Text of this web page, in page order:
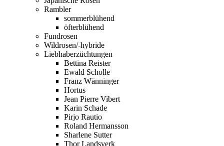
Rambler
sommerblühend
öfterblühend
Fundrosen
Wildrosen/-hybride
Liebhaberzüchtungen
Bettina Reister
Ewald Scholle
Franz Wänninger
Hortus
Jean Pierre Vibert
Karin Schade
Pirjo Rautio
Roland Hermansson
Sharlene Sutter
Thor Landsverk